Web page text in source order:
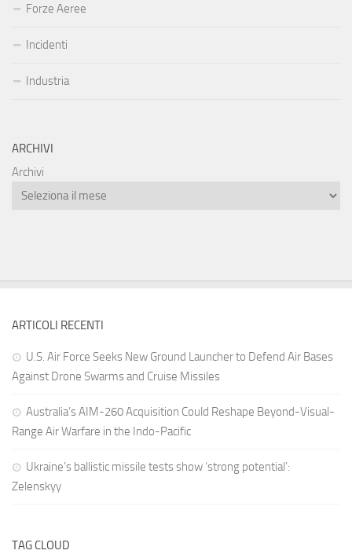
Forze Aeree
Incidenti
Industria
ARCHIVI
Archivi
ARTICOLI RECENTI
U.S. Air Force Seeks New Ground Launcher to Defend Air Bases
Against Drone Swarms and Cruise Missiles
Australia’s AIM-260 Acquisition Could Reshape Beyond-Visual-
Range Air Warfare in the Indo-Pacific
Ukraine’s ballistic missile tests show ‘strong potential’:
Zelenskyy
TAG CLOUD